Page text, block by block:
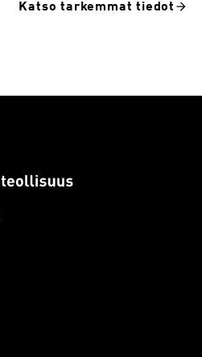
Katso tarkemmat tiedot